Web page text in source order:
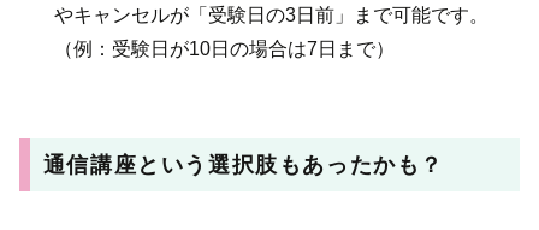
やキャンセルが「受験日の3日前」まで可能です。
（例：受験日が10日の場合は7日まで）
通信講座という選択肢もあったかも？